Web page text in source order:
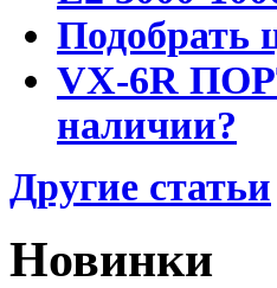
Подобрать
VX-6R
наличии?
Другие статьи
Новинки